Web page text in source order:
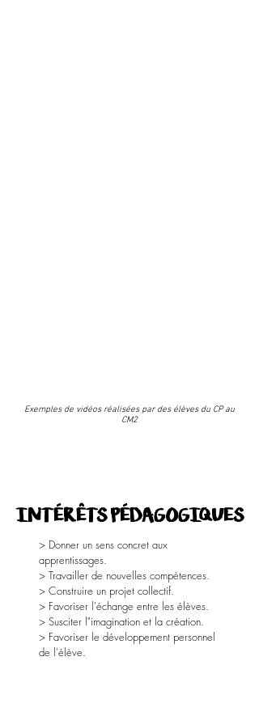
Exemples de vidéos réalisées par des élèves du CP au
CM2
INTÉRÊTS PÉDAGOGIQUES
> Donner un sens concret aux
apprentissages.
> Travailler de nouvelles compétences.
> Construire un projet collectif.
> Favoriser l'échange entre les élèves.
> Susciter l"imagination et la création.
> Favoriser le développement personnel
de l'élève.